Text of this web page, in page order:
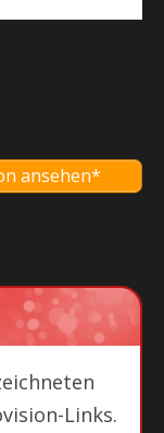
ansehen*
Links.